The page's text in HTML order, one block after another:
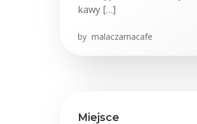
kawy […]
by malaczarnacafe
Miejsce